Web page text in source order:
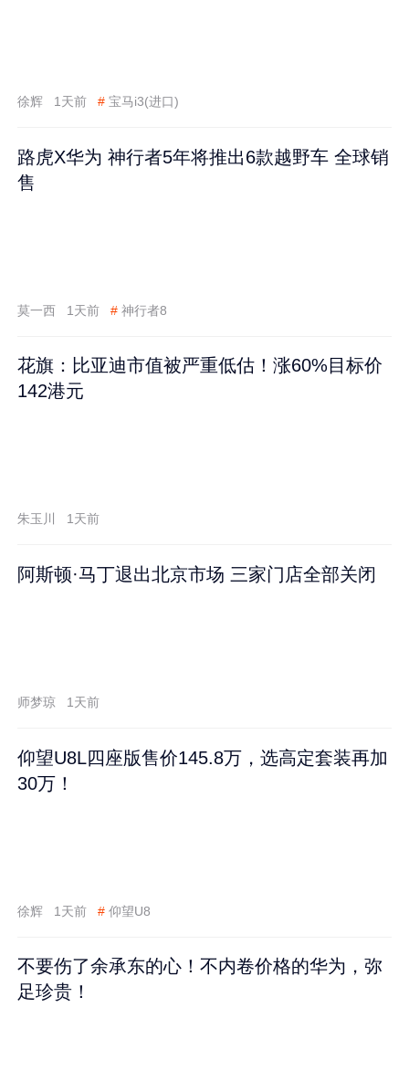
徐辉 1天前 # 宝马i3(进口)
路虎X华为 神行者5年将推出6款越野车 全球销
售
莫一西 1天前 # 神行者8
花旗：比亚迪市值被严重低估！涨60%目标价
142港元
朱玉川 1天前
阿斯顿·马丁退出北京市场 三家门店全部关闭
师梦琼 1天前
仰望U8L四座版售价145.8万，选高定套装再加
30万！
徐辉 1天前 # 仰望U8
不要伤了余承东的心！不内卷价格的华为，弥
足珍贵！